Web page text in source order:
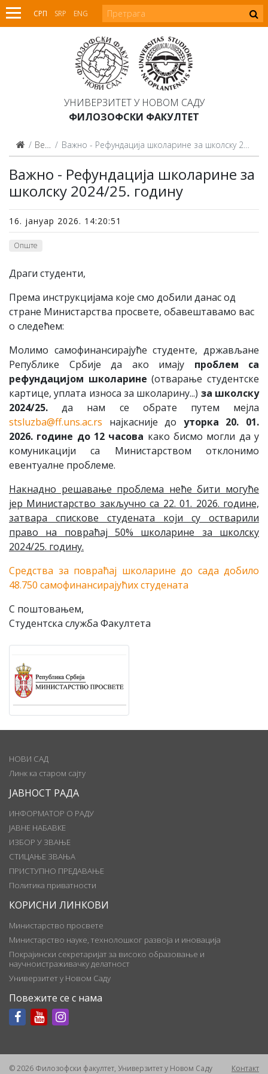
СРП SRP ENG
УНИВЕРЗИТЕТ У НОВОМ САДУ
ФИЛОЗОФСКИ ФАКУЛТЕТ
Вести Важно - Рефундација школарине за школску 2024/25. годину
Важно - Рефундација школарине за
школску 2024/25. годину
16. јануар 2026. 14:20:51
Опште
Драги студенти,
Према инструкцијама које смо добили данас од
стране Министарства просвете, обавештавамо вас
о следећем:
Молимо самофинансирајуће студенте, држављане
Републике Србије да ако имају проблем са
рефундацијом школарине (отвaрање студентске
картице, уплата износа за школарину...) за школску
2024/25. да нам се обрате путем мејла
stsluzba@ff.uns.ac.rs најкасније до уторка 20. 01.
2026. године до 12 часова како бисмо могли да у
комуникацији са Министарством отклонимо
евентуалне проблеме.
Накнадно решавање проблема неће бити могуће
јер Министарство закључно са 22. 01. 2026. године,
затвара спискове студената који су остварили
право на повраћај 50% школарине за школску
2024/25. годину.
Средства за повраћај школарине до сада добило
48.750 самофинансирајућих студената
С поштовањем,
Студентска служба Факултета
НОВИ САД
Линк ка старом сајту
ЈАВНОСТ РАДА
ИНФОРМАТОР О РАДУ
ЈАВНЕ НАБАВКЕ
ИЗБОР У ЗВАЊЕ
СТИЦАЊЕ ЗВАЊА
ПРИСТУПНО ПРЕДАВАЊЕ
Политика приватности
КОРИСНИ ЛИНКОВИ
Министарство просвете
Министарство науке, технолошког развоја и иновација
Покрајински секретаријат за високо образовање и
научноистраживачку делатност
Универзитет у Новом Саду
Повежите се с нама
© 2026 Филозофски факултет, Универзитет у Новом Саду Контакт